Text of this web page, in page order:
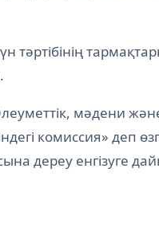
тәртібінің
мәдени
комиссия» деп
дереу енгізуге